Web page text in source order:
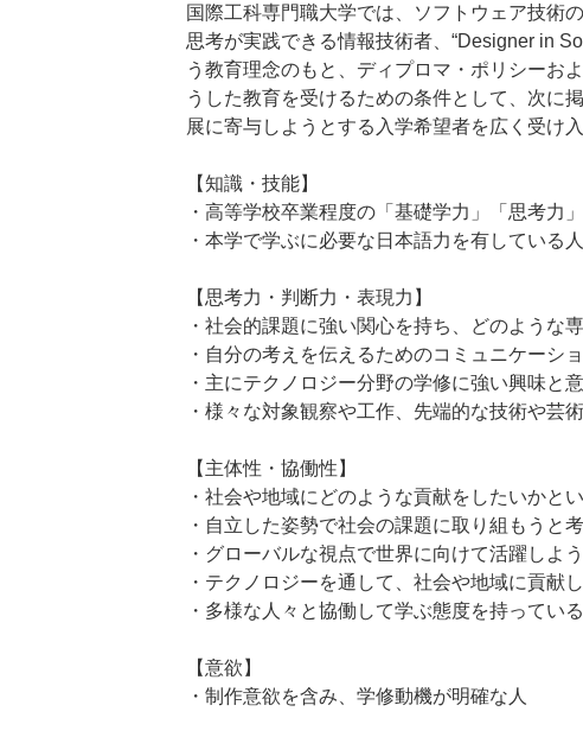
国際工科専門職大学では、ソフトウェア技術
思考が実践できる情報技術者、“Designer in
う教育理念のもと、ディプロマ・ポリシーお
うした教育を受けるための条件として、次に
展に寄与しようとする入学希望者を広く受け入
【知識・技能】
・高等学校卒業程度の「基礎学力」「思考力
・本学で学ぶに必要な日本語力を有している人
【思考力・判断力・表現力】
・社会的課題に強い関心を持ち、どのような
・自分の考えを伝えるためのコミュニケーシ
・主にテクノロジー分野の学修に強い興味と
・様々な対象観察や工作、先端的な技術や芸
【主体性・協働性】
・社会や地域にどのような貢献をしたいかと
・自立した姿勢で社会の課題に取り組もうと
・グローバルな視点で世界に向けて活躍しよ
・テクノロジーを通して、社会や地域に貢献
・多様な人々と協働して学ぶ態度を持ってい
【意欲】
・制作意欲を含み、学修動機が明確な人